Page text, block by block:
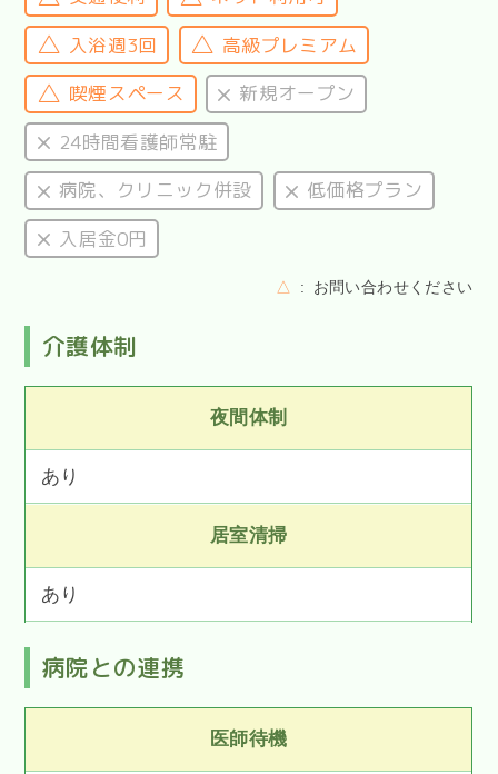
入浴週3回
高級プレミアム
喫煙スペース
新規オープン
24時間看護師常駐
病院、クリニック併設
低価格プラン
入居金0円
△ お問い合わせください
介護体制
夜間体制
あり
居室清掃
あり
病院との連携
医師待機